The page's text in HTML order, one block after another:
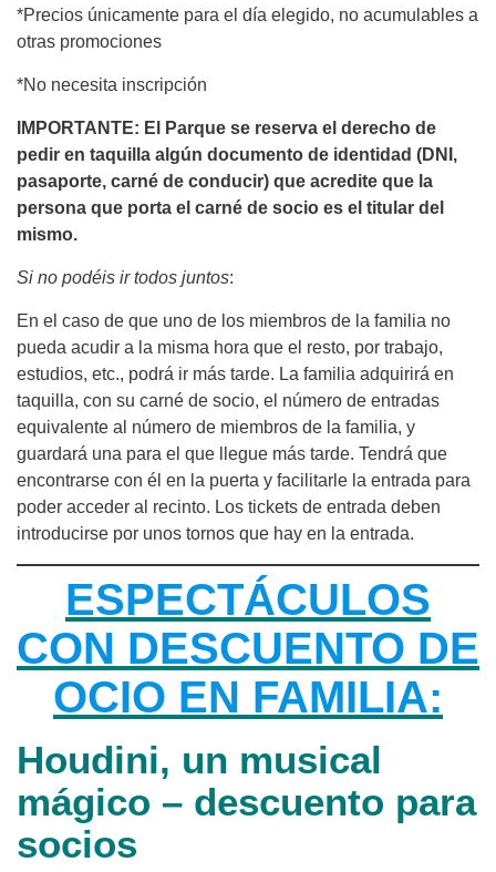
*Precios únicamente para el día elegido, no acumulables a
otras promociones
*No necesita inscripción
IMPORTANTE: El Parque se reserva el derecho de
pedir en taquilla algún documento de identidad (DNI,
pasaporte, carné de conducir) que acredite que la
persona que porta el carné de socio es el titular del
mismo.
Si no podéis ir todos juntos:
En el caso de que uno de los miembros de la familia no
pueda acudir a la misma hora que el resto, por trabajo,
estudios, etc., podrá ir más tarde. La familia adquirirá en
taquilla, con su carné de socio, el número de entradas
equivalente al número de miembros de la familia, y
guardará una para el que llegue más tarde. Tendrá que
encontrarse con él en la puerta y facilitarle la entrada para
poder acceder al recinto. Los tickets de entrada deben
introducirse por unos tornos que hay en la entrada.
ESPECTÁCULOS
CON DESCUENTO DE
OCIO EN FAMILIA:
Houdini, un musical
mágico – descuento para
socios